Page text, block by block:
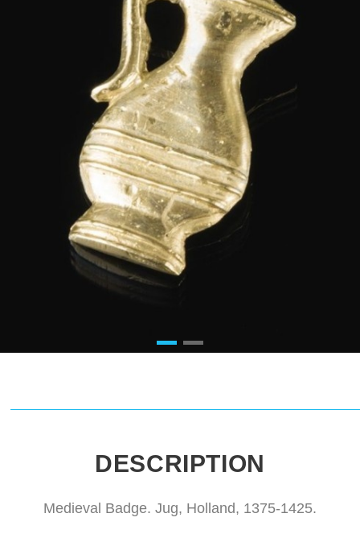
DESCRIPTION
Medieval Badge. Jug, Holland, 1375-1425.